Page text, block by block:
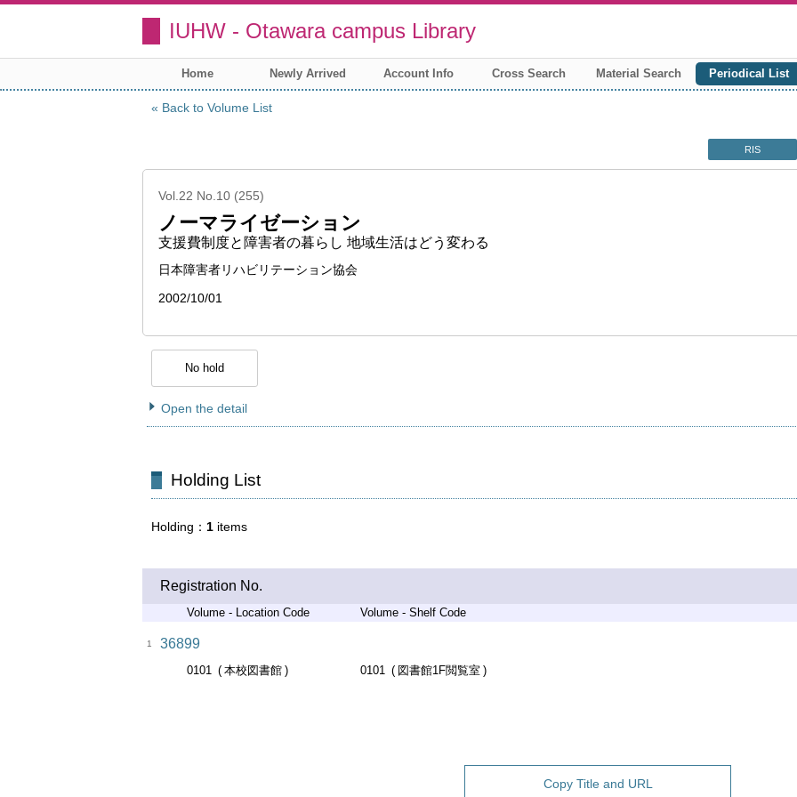
IUHW - Otawara campus Library
Home Newly Arrived Account Info Cross Search Material Search Periodical List
Back to Volume List
RIS
Vol.22 No.10 (255)
ノーマライゼーション
支援費制度と障害者の暮らし 地域生活はどう変わる
日本障害者リハビリテーション協会
2002/10/01
No hold
Open the detail
Holding List
Holding 1 items
Registration No.
Volume - Location Code Volume - Shelf Code
1 36899
0101 本校図書館 0101 図書館1F閲覧室
Copy Title and URL